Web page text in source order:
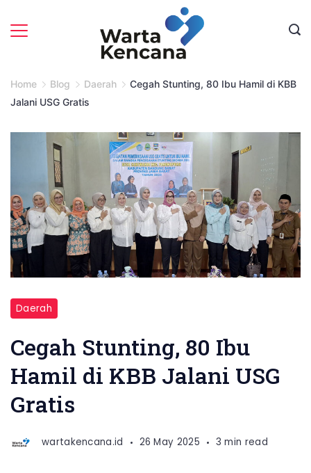
to
Home Blog Daerah
Cegah Stunting, 80 Ibu Hamil di KBB
Jalani USG Gratis
TP
Posyandu
Jawa
Barat
Gerfianti
Daerah
Cegah Stunting, 80 Ibu
Hamil di KBB Jalani USG
Gratis
wartakencana.id 26 May 2025 3 min read